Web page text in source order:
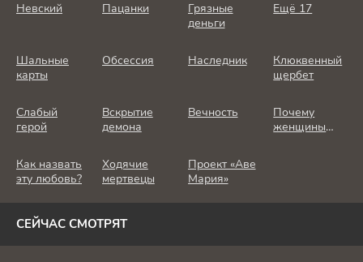
Невский Пацанки
Грязные
деньги
Ещё 17
Шальные
карты
Обсессия Наследник
Клюквенный
щербет
Слабый
герой
Вскрытие
демона
Вечность
Почему
женщины
Как назвать
эту любовь?
Ходячие
мертвецы
Проект «Аве
Мария»
СЕЙЧАС СМОТРЯТ